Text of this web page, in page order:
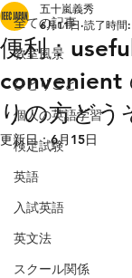
全ての記事
教室風景
ひとりごと
個人の英語学習
検定試験
英語
入試英語
英文法
スクール関係
便利：
convenient
りの方どう
五十嵐義秀
6月11日 読了時間
更新日：6月15日